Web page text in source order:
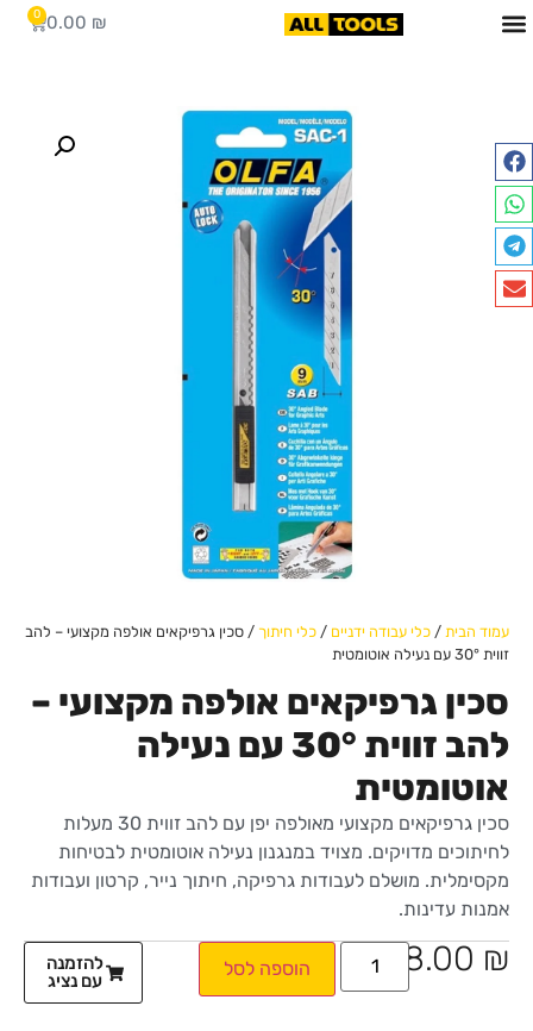
0.00 ₪
0
עמוד הבית / כלי עבודה ידניים / כלי חיתוך / סכין גרפיקאים אולפה מקצועי – להב
זווית 30° עם נעילה אוטומטית
סכין גרפיקאים אולפה מקצועי –
להב זווית 30° עם נעילה
אוטומטית
סכין גרפיקאים מקצועי מאולפה יפן עם להב זווית 30 מעלות
לחיתוכים מדויקים. מצויד במנגנון נעילה אוטומטית לבטיחות
מקסימלית. מושלם לעבודות גרפיקה, חיתוך נייר, קרטון ועבודות
אמנות עדינות.
28.00 ₪ הוספה לסל
להזמנה
עם נציג